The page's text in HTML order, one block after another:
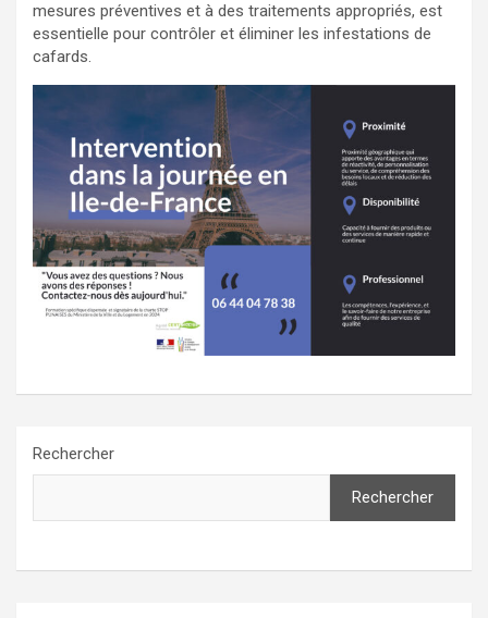
mesures préventives et à des traitements appropriés, est
essentielle pour contrôler et éliminer les infestations de
cafards.
Rechercher
Rechercher